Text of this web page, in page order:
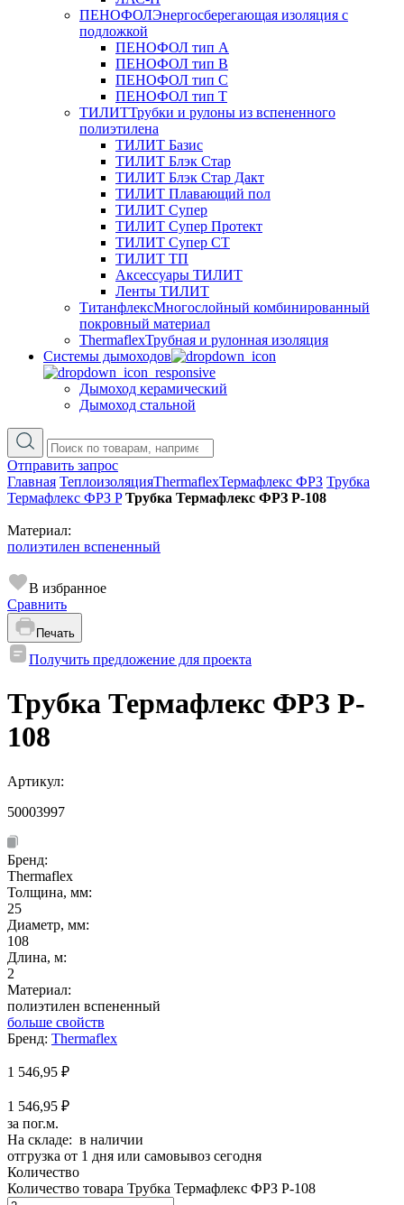
ПЕНОФОЛЭнергосберегающая изоляция с
подложкой
ПЕНОФОЛ тип А
ПЕНОФОЛ тип B
ПЕНОФОЛ тип C
ПЕНОФОЛ тип T
ТИЛИТТрубки и рулоны из вспененного
полиэтилена
ТИЛИТ Базис
ТИЛИТ Блэк Стар
ТИЛИТ Блэк Стар Дакт
ТИЛИТ Плавающий пол
ТИЛИТ Супер
ТИЛИТ Супер Протект
ТИЛИТ Супер СТ
ТИЛИТ ТП
Аксессуары ТИЛИТ
Ленты ТИЛИТ
ТитанфлексМногослойный комбинированный
покровный материал
ThermaflexТрубная и рулонная изоляция
Cистемы дымоходов
Дымоход керамический
Дымоход стальной
Отправить запрос
Главная ТеплоизоляцияThermaflexТермафлекс ФРЗ Трубка
Термафлекс ФРЗ P Трубка Термафлекс ФРЗ P-108
Материал:
полиэтилен вспененный
В избранное
Сравнить
Печать
Получить предложение для проекта
Трубка Термафлекс ФРЗ P-
108
Артикул:
50003997
Бренд:
Thermaflex
Толщина, мм:
25
Диаметр, мм:
108
Длина, м:
2
Материал:
полиэтилен вспененный
больше свойств
Бренд: Thermaflex
1 546,95 ₽
1 546,95 ₽
за пог.м.
На складе: в наличии
отгрузка от 1 дня или самовывоз сегодня
Количество
Количество товара Трубка Термафлекс ФРЗ P-108